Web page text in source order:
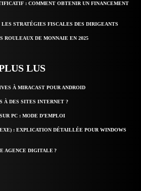
: COMMENT OBTENIR UN FINANCEMENT
STRATÉGIES FISCALES DES DIRIGEANTS
ROULEAUX DE MONNAIE EN 2025
LUS
À MIRACAST POUR ANDROID
À DES SITES INTERNET ?
PC : MODE D’EMPLOI
: EXPLICATION DÉTAILLÉE POUR WINDOWS
AGENCE DIGITALE ?